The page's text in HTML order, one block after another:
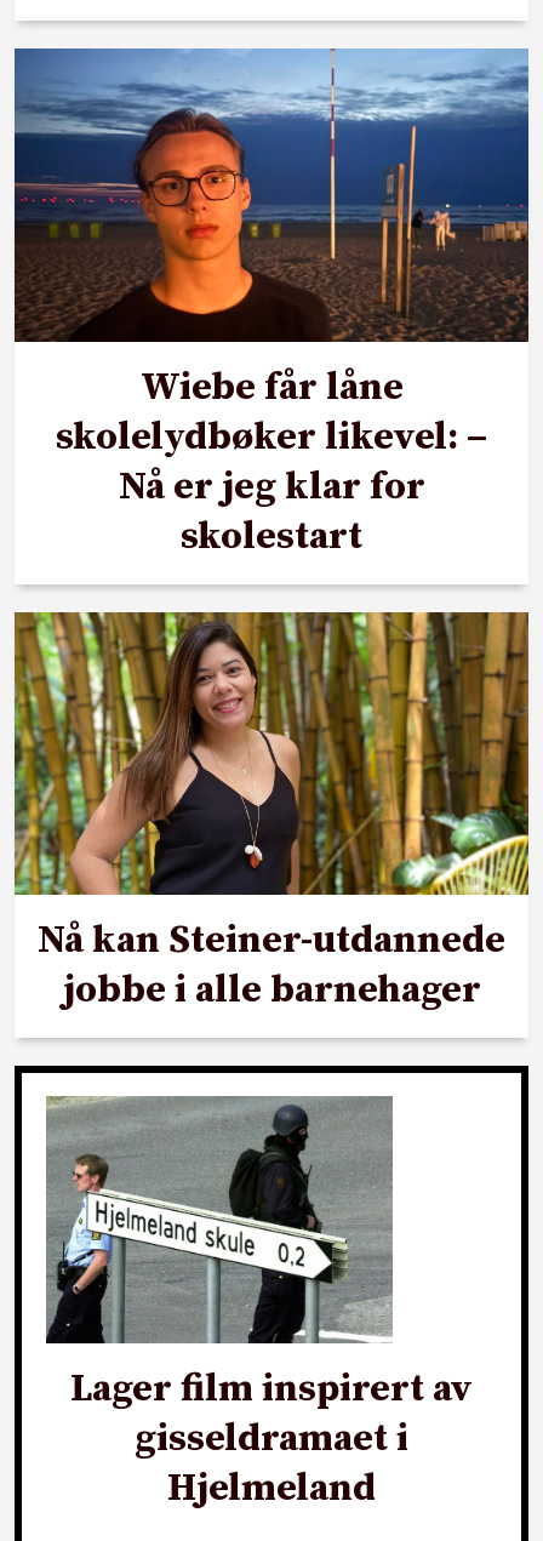
Wiebe får låne
skolelydbøker likevel: –
Nå er jeg klar for
skolestart
Nå kan Steiner-utdannede
jobbe i alle barnehager
Lager film inspirert av
gisseldramaet i
Hjelmeland